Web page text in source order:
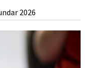
2026